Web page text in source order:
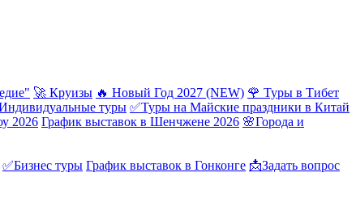
🚀 Круизы 🔥 Новый Год 2027 (NEW) 🌹 Туры в Тибет
туры ✅Туры на Майские праздники в Китай
2026 График выставок в Шенчжене 2026 🌸Города и
✅Бизнес туры График выставок в Гонконге 📩Задать вопрос